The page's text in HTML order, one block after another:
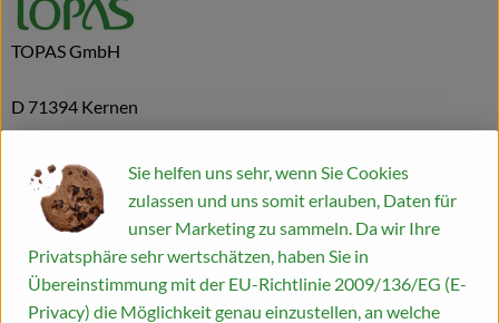
TOPAS GmbH
D 71394 Kernen
Wheaty und Veggyness: Vegane Erfolgsmarken mit
Tradition
TOPAS ist ein führender Hersteller von veganen Fleisch- und
Käsealternativen auf Basis von Weizen und anderen
Sie helfen uns sehr, wenn Sie Cookies
zulassen und uns somit erlauben, Daten für
unser Marketing zu sammeln. Da wir Ihre
Privatsphäre sehr wertschätzen, haben Sie in
Übereinstimmung mit der EU-Richtlinie 2009/136/EG (E-
Privacy) die Möglichkeit genau einzustellen, an welche